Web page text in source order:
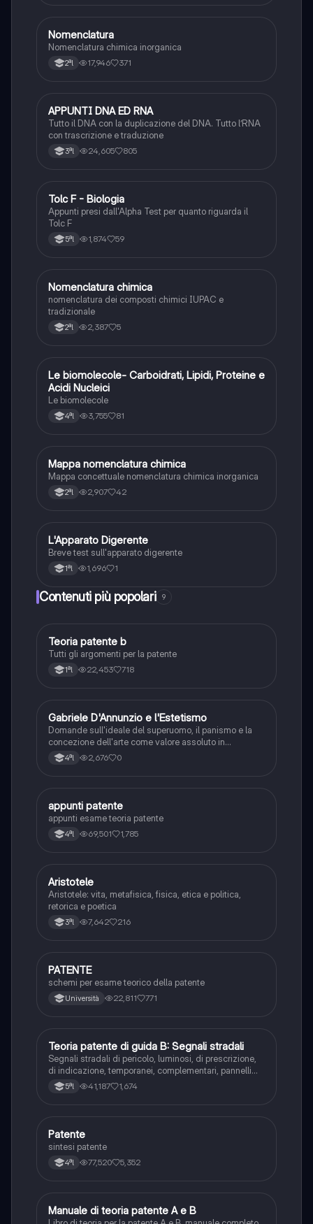
Chimica
Nomenclatura
Nomenclatura chimica inorganica
2ªl 17,946 371
Scienze
APPUNTI DNA ED RNA
Tutto il DNA con la duplicazione del DNA. Tutto l’RNA
con trascrizione e traduzione
3ªl 24,605 805
Chimica
Tolc F - Biologia
Appunti presi dall'Alpha Test per quanto riguarda il
Tolc F
5ªl 1,874 59
NChimica
Nomenclatura chimica
nomenclatura dei composti chimici IUPAC e
tradizionale
2ªl 2,387 5
Scienze
Le biomolecole- Carboidrati, Lipidi, Proteine e
Acidi Nucleici
Le biomolecole
4ªl 3,755 81
Chimica
Mappa nomenclatura chimica
Mappa concettuale nomenclatura chimica inorganica
2ªl 2,907 42
LScienze
L'Apparato Digerente
Breve test sull'apparato digerente
1ªl 1,696 1
Contenuti più popolari 9
Altro
Teoria patente b
Tutti gli argomenti per la patente
1ªl 22,453 718
GItaliano
Gabriele D'Annunzio e l'Estetismo
Domande sull'ideale del superuomo, il panismo e la
concezione dell'arte come valore assoluto in
D'Annunzio.
4ªl 2,676 0
Altro
appunti patente
appunti esame teoria patente
4ªl 69,501 1,785
Filosofia
Aristotele
Aristotele: vita, metafisica, fisica, etica e politica,
retorica e poetica
3ªl 7,642 216
Altro
PATENTE
schemi per esame teorico della patente
Università 22,811 771
Ed. civ.
Teoria patente di guida B: Segnali stradali
Segnali stradali di pericolo, luminosi, di prescrizione,
di indicazione, temporanei, complementari, pannelli
integrativi, segnaletica orizzontale, segnalazioni
agenti del traffico, distanza di visibilità per l‘arresto,
5ªl 41,187 1,674
Altro
Patente
sintesi patente
4ªl 77,520 5,352
Italiano
Manuale di teoria patente A e B